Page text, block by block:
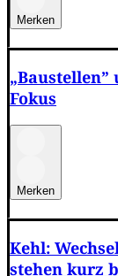
Merken
Fokus
Merken
Kehl:
stehen kurz